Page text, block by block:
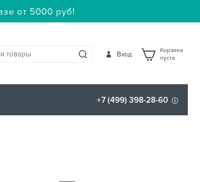
от 5000 руб!
Корзина
пуста
Вход
+7 (499) 398-28-60